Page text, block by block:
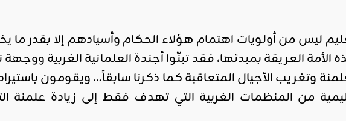
ليس من أولويات اهتمام هؤلاء الحكام وأسيادهم إلا
العريقة بمبدئها، فقد تبنّوا أجندة العلمانية الغربية
وتغريب الأجيال المتعاقبة كما ذكرنا سابقاً… ويقومون
من المنظمات الغربية التي تهدف فقط إلى زيادة علمنة